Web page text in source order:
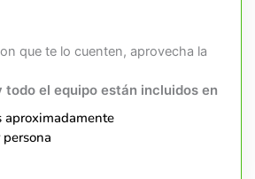
que te lo cuenten, aprovecha la
todo el equipo están incluidos en
aproximadamente